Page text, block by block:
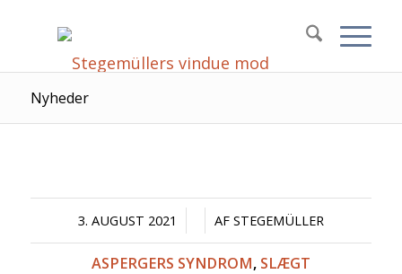
Nyheder
3. AUGUST 2021
/ / AF STEGEMÜLLER
ASPERGERS SYNDROM, SLÆGT